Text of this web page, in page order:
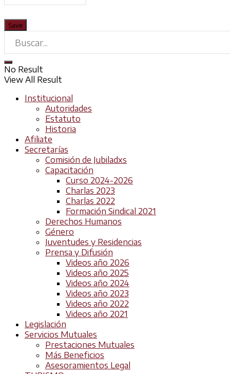
No Result
View All Result
Institucional
Autoridades
Estatuto
Historia
Afiliate
Secretarías
Comisión de Jubiladxs
Capacitación
Curso 2024-2026
Charlas 2023
Charlas 2022
Formación Sindical 2021
Derechos Humanos
Género
Juventudes y Residencias
Prensa y Difusión
Videos año 2026
Videos año 2025
Videos año 2024
Videos año 2023
Videos año 2022
Videos año 2021
Legislación
Servicios Mutuales
Prestaciones Mutuales
Más Beneficios
Asesoramientos Legal